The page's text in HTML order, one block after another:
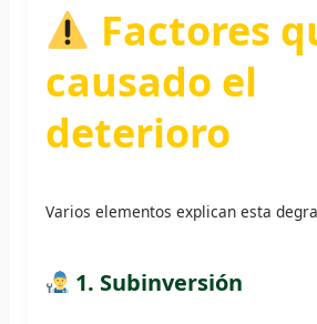
Factores
causado el
deterioro
Varios elementos explican esta
1. Subinversión